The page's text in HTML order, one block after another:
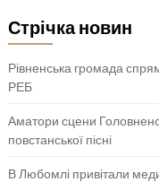
Стрічка новин
Рівненська громада
РЕБ
Аматори сцени
повстанської пісні
В Любомлі привітали